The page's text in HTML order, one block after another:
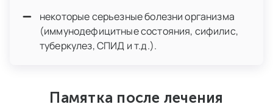
некоторые серьезные болезни организма
(иммунодефицитные состояния, сифилис,
туберкулез, СПИД и т.д.).
Памятка после лечения